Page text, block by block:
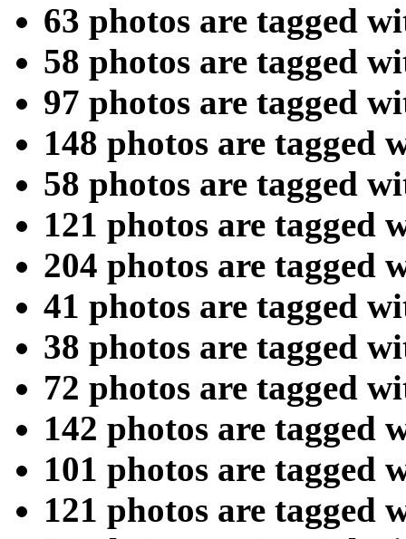
63 photos are tagged
58 photos are tagged
97 photos are tagged
148 photos are tagged
58 photos are tagged
121 photos are tagged
204 photos are tagged
41 photos are tagged
38 photos are tagged
72 photos are tagged
142 photos are tagged
101 photos are tagged
121 photos are tagged